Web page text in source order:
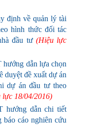
định về quản lý tài
hình thức đối tác
đầu tư(Hiệu lực
dẫn lựa chọn
duyệt đề xuất dự án
dự án đầu tư theo
lực 18/04/2016)
hướng dẫn chi tiết
cáo nghiên cứu